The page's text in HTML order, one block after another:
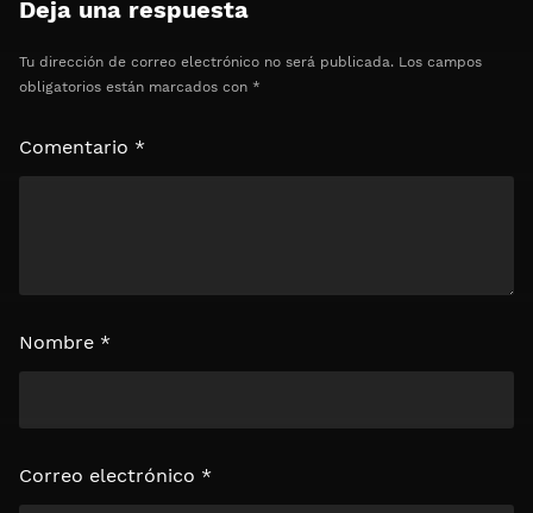
⏰ El acceso expira en 1 hora
Deja una respuesta
Tu dirección de correo electrónico no será publicada. Los campos
obligatorios están marcados con *
Comentario *
Nombre *
Correo electrónico *